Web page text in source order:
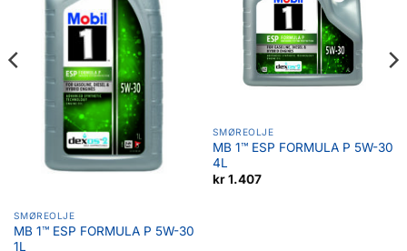
SMØREOLJE
MB 1™ ESP FORMULA P 5W-30
1L
SMØREOLJE
MB 1™ ESP FORMULA P 5W-30
4L
kr1.407